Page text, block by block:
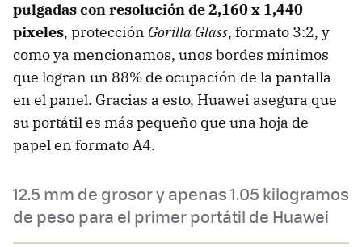
pulgadas con resolución de 2,160 x 1,440
pixeles, protección Gorilla Glass, formato 3:2, y
como ya mencionamos, unos bordes mínimos
que logran un 88% de ocupación de la pantalla
en el panel. Gracias a esto, Huawei asegura que
su portátil es más pequeño que una hoja de
papel en formato A4.
12.5 mm de grosor y apenas 1.05 kilogramos
de peso para el primer portátil de Huawei